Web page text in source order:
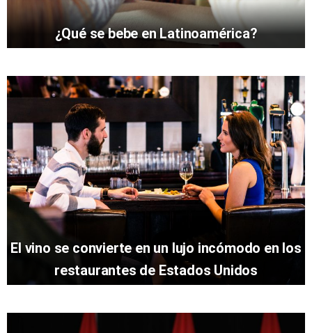
¿Qué se bebe en Latinoamérica?
El vino se convierte en un lujo incómodo en los
restaurantes de Estados Unidos